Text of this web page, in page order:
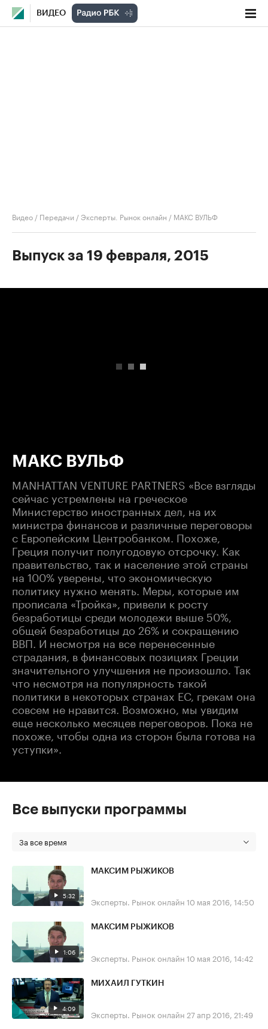
ВИДЕО
Видео / Передачи /Эксперты. Рынок онлайн / МАКС ВУЛЬФ
Выпуск за 19 февраля, 2015
МАКС ВУЛЬФ
MANHATTAN VENTURE PARTNERS «Все взгляды
сейчас устремлены на греческое
Министерство иностранных дел, на их
министра финансов и различные переговоры
с Европейским Центробанком. Похоже,
Греция получит полугодовую отсрочку. Как
правительство, так и население этой страны
на 100% уверены, что экономическую
политику нужно менять. Меры, которые им
прописала «Тройка», привели к росту
безработицы среди молодежи выше 50%,
общей безработицы до 26% и сокращению
ВВП. И несмотря на все перенесенные
страдания, в финансовых позициях Греции
значительного улучшения не произошло. Так
что несмотря на популярность такой
политики в некоторых странах ЕС, грекам она
совсем не нравится. Возможно, мы увидим
еще несколько месяцев переговоров. Пока не
похоже, чтобы одна из сторон была готова на
уступки».
Все выпуски программы
За все время
5:32
МАКСИМ РЫЖИКОВ
Эксперты. Рынок онлайн 10 мая 2016, 14:50
1:06
МАКСИМ РЫЖИКОВ
Эксперты. Рынок онлайн 10 мая 2016, 14:42
4:09
МИХАИЛ ГУТКИН
Эксперты. Рынок онлайн 27 апр 2016, 21:49